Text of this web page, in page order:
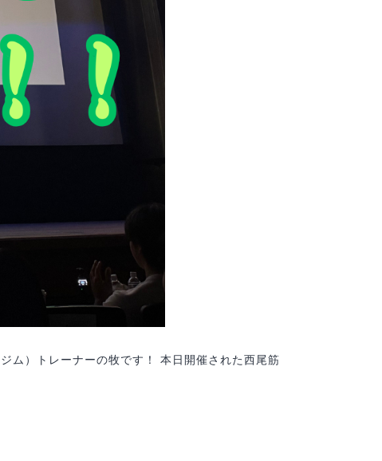
ム）トレーナーの牧です！ 本日開催された西尾筋